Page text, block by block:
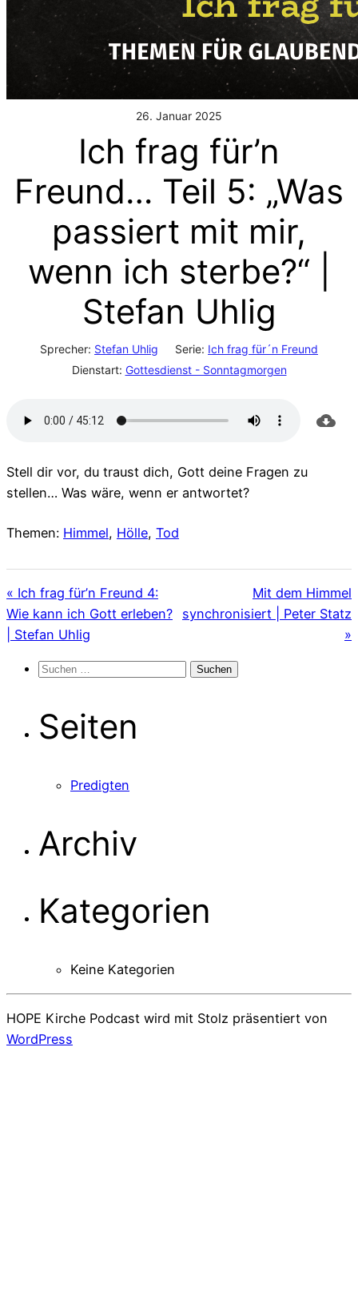
26. Januar 2025
Ich frag für’n
Freund… Teil 5: „Was
passiert mit mir,
wenn ich sterbe?“ |
Stefan Uhlig
Sprecher: Stefan Uhlig Serie: Ich frag für´n Freund
Dienstart: Gottesdienst - Sonntagmorgen
Stell dir vor, du traust dich, Gott deine Fragen zu
stellen… Was wäre, wenn er antwortet?
Themen: Himmel, Hölle, Tod
« Ich frag für’n Freund 4:
Wie kann ich Gott erleben?
| Stefan Uhlig
Mit dem Himmel
synchronisiert | Peter Statz
»
Suchen
Seiten
Predigten
Archiv
Kategorien
Keine Kategorien
HOPE Kirche Podcast wird mit Stolz präsentiert von
WordPress